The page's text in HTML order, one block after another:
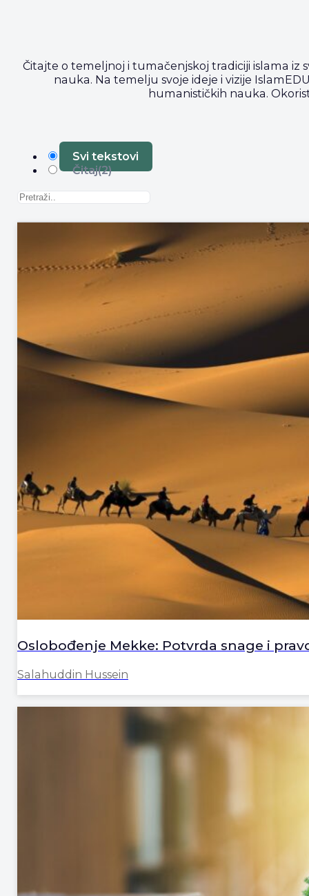
Čitajte o temeljnoj i tumačenjskoj tradiciji islama iz
nauka. Na temelju svoje ideje i vizije
humanističkih nauka.
Svi tekstovi
Čitaj(2)
Oslobođenje Mekke: Potvrda snage i
Salahuddin Hussein